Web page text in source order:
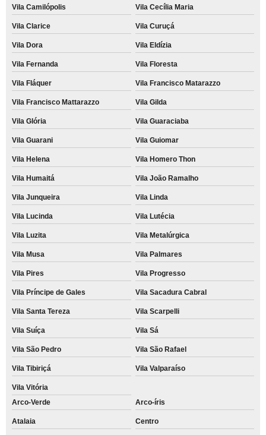
Vila Camilópolis Vila Cecília Maria
Vila Clarice Vila Curuçá
Vila Dora Vila Eldízia
Vila Fernanda Vila Floresta
Vila Fláquer Vila Francisco Matarazzo
Vila Francisco Mattarazzo Vila Gilda
Vila Glória Vila Guaraciaba
Vila Guarani Vila Guiomar
Vila Helena Vila Homero Thon
Vila Humaitá Vila João Ramalho
Vila Junqueira Vila Linda
Vila Lucinda Vila Lutécia
Vila Luzita Vila Metalúrgica
Vila Musa Vila Palmares
Vila Pires Vila Progresso
Vila Príncipe de Gales Vila Sacadura Cabral
Vila Santa Tereza Vila Scarpelli
Vila Suíça Vila Sá
Vila São Pedro Vila São Rafael
Vila Tibiriçá Vila Valparaíso
Vila Vitória
Arco-Verde
Arco-íris
Atalaia Centro